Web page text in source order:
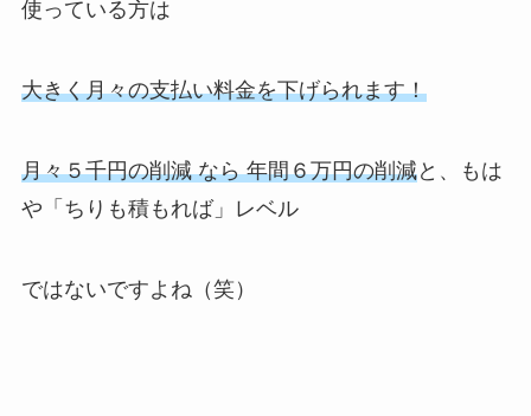
使っている方は
大きく月々の支払い料金を下げられます！
月々５千円の削減 なら 年間６万円の削減と、もは
や「ちりも積もれば」レベル
ではないですよね（笑）